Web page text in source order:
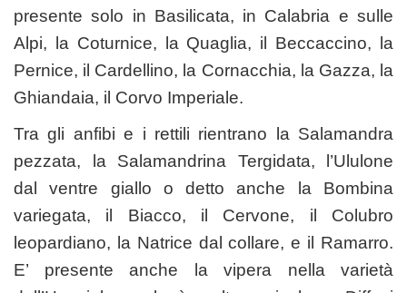
presente solo in Basilicata, in Calabria e sulle
Alpi, la Coturnice, la Quaglia, il Beccaccino, la
Pernice, il Cardellino, la Cornacchia, la Gazza, la
Ghiandaia, il Corvo Imperiale.
Tra gli anfibi e i rettili rientrano la Salamandra
pezzata, la Salamandrina Tergidata, l’Ululone
dal ventre giallo o detto anche la Bombina
variegata, il Biacco, il Cervone, il Colubro
leopardiano, la Natrice dal collare, e il Ramarro.
E’ presente anche la vipera nella varietà